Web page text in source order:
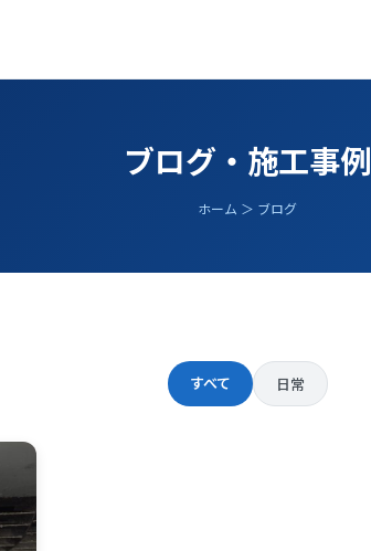
ブログ・施工事例
ホーム ＞ ブログ
すべて 日常